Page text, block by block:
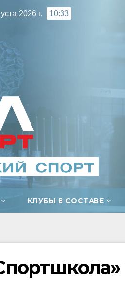
2026 г. 10:33
КЛУБЫ В СОСТАВЕ